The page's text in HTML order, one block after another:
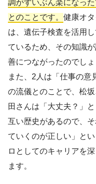
調がずいぶん楽になった
とのことです。 健康オ
は、遺伝子検査を活用
ているため、その知識
善につながったのでしょ
また、2人は「仕事の意
の流儀とのことで、松
田さんは「大丈夫？」
互い歴史があるので、
ていくのが正しい」と
ロとしてのキャリアを
ます。